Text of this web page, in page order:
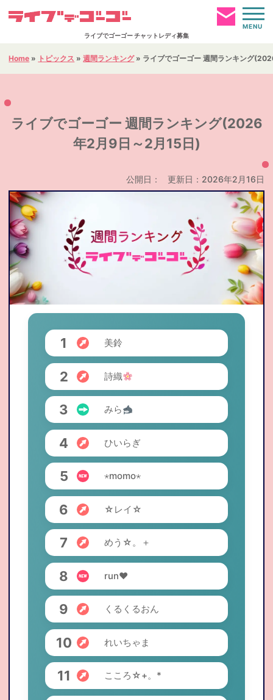
ライブでゴーゴー チャットレディ募集
お仕事ページへログイン
報酬について
お仕事内容
応募資格
よくある質問集
トピックス
通勤応募
お問合せ
在宅仮登録 通勤応募
MENU
Home » トピックス » 週間ランキング » ライブでゴーゴー 週間ランキング
ライブでゴーゴー 週間ランキング(2026
年2月9日～2月15日)
公開日： 更新日：2026年2月16日
1 美鈴
2 詩織
3 みら
4 ひいらぎ
5 ⋆momo⋆
6 ☆レイ☆
7 めう☆。＋
8 run♥
9 くるくるおん
10 れいちゃま
11 こころ☆+。*